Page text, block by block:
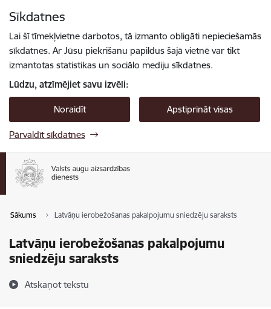
Sīkdatnes
Lai šī tīmekļvietne darbotos, tā izmanto obligāti nepieciešamās
sīkdatnes. Ar Jūsu piekrišanu papildus šajā vietnē var tikt
izmantotas statistikas un sociālo mediju sīkdatnes.
Lūdzu, atzīmējiet savu izvēli:
Noraidīt Apstiprināt visas
Pārvaldīt sīkdatnes
Sākums Latvāņu ierobežošanas pakalpojumu sniedzēju saraksts
Latvāņu ierobežošanas pakalpojumu
sniedzēju saraksts
Atskaņot tekstu